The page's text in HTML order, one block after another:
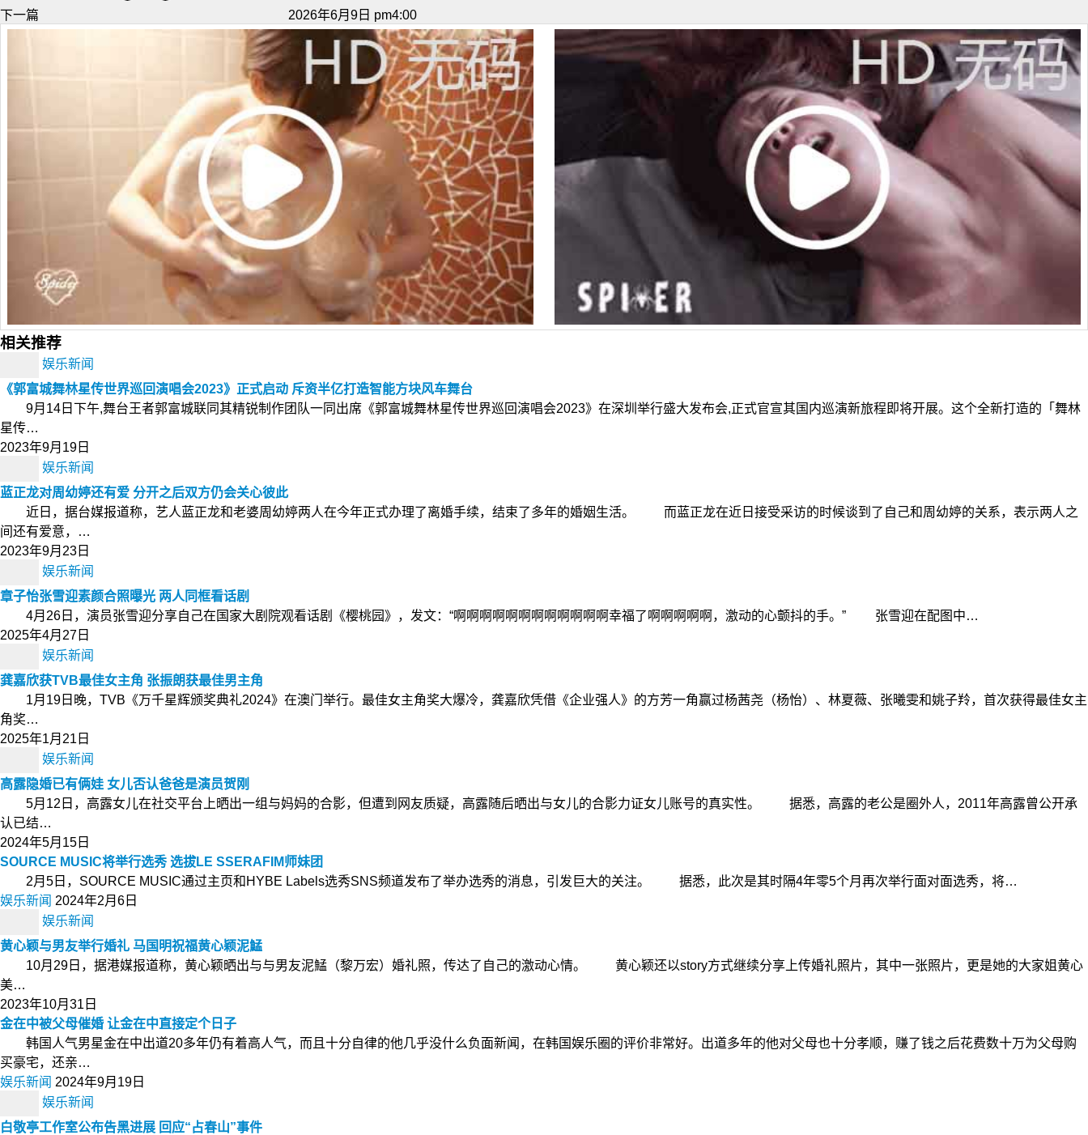
下一篇 2026年6月9日 pm4:00
相关推荐
娱乐新闻
《郭富城舞林星传世界巡回演唱会2023》正式启动 斥资半亿打造智能方块风车舞台
9月14日下午,舞台王者郭富城联同其精锐制作团队一同出席《郭富城舞林星传世界巡回演唱会2023》在深圳举行盛大发布会,正式官宣其国内巡演新旅程即将开展。这个全新打造的「舞林
星传…
2023年9月19日
娱乐新闻
蓝正龙对周幼婷还有爱 分开之后双方仍会关心彼此
近日，据台媒报道称，艺人蓝正龙和老婆周幼婷两人在今年正式办理了离婚手续，结束了多年的婚姻生活。 而蓝正龙在近日接受采访的时候谈到了自己和周幼婷的关系，表示两人之
间还有爱意，…
2023年9月23日
娱乐新闻
章子怡张雪迎素颜合照曝光 两人同框看话剧
4月26日，演员张雪迎分享自己在国家大剧院观看话剧《樱桃园》，发文：“啊啊啊啊啊啊啊啊啊啊啊啊幸福了啊啊啊啊啊，激动的心颤抖的手。” 张雪迎在配图中…
2025年4月27日
娱乐新闻
龚嘉欣获TVB最佳女主角 张振朗获最佳男主角
1月19日晚，TVB《万千星辉颁奖典礼2024》在澳门举行。最佳女主角奖大爆冷，龚嘉欣凭借《企业强人》的方芳一角赢过杨茜尧（杨怡）、林夏薇、张曦雯和姚子羚，首次获得最佳女主
角奖…
2025年1月21日
娱乐新闻
高露隐婚已有俩娃 女儿否认爸爸是演员贺刚
5月12日，高露女儿在社交平台上晒出一组与妈妈的合影，但遭到网友质疑，高露随后晒出与女儿的合影力证女儿账号的真实性。 据悉，高露的老公是圈外人，2011年高露曾公开承
认已结…
2024年5月15日
SOURCE MUSIC将举行选秀 选拔LE SSERAFIM师妹团
2月5日，SOURCE MUSIC通过主页和HYBE Labels选秀SNS频道发布了举办选秀的消息，引发巨大的关注。 据悉，此次是其时隔4年零5个月再次举行面对面选秀，将…
娱乐新闻 2024年2月6日
娱乐新闻
黄心颖与男友举行婚礼 马国明祝福黄心颖泥鯭
10月29日，据港媒报道称，黄心颖晒出与与男友泥鯭（黎万宏）婚礼照，传达了自己的激动心情。 黄心颖还以story方式继续分享上传婚礼照片，其中一张照片，更是她的大家姐黄心
美…
2023年10月31日
金在中被父母催婚 让金在中直接定个日子
韩国人气男星金在中出道20多年仍有着高人气，而且十分自律的他几乎没什么负面新闻，在韩国娱乐圈的评价非常好。出道多年的他对父母也十分孝顺，赚了钱之后花费数十万为父母购
买豪宅，还亲…
娱乐新闻 2024年9月19日
娱乐新闻
白敬亭工作室公布告黑进展 回应“占春山”事件